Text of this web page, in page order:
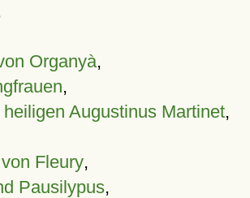
Organyà,
,
Augustinus Martinet,
Fleury,
Pausilypus,